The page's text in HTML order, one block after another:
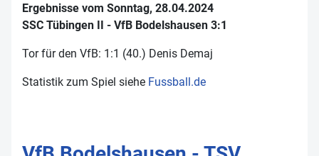
Ergebnisse vom Sonntag, 28.04.2024
SSC Tübingen II - VfB Bodelshausen 3:1
Tor für den VfB: 1:1 (40.) Denis Demaj
Statistik zum Spiel siehe Fussball.de